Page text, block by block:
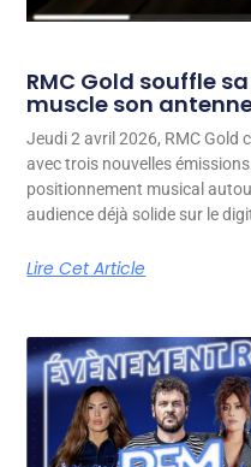
RMC Gold souffle
muscle son
Jeudi 2 avril 2026, RMC Gold
avec trois nouvelles
positionnement musical
audience déjà solide sur le
Lire Cet Article